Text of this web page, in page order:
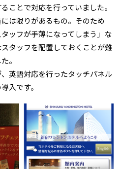
ことで対応を行っていました。
は限りがあるもの。そのため
ッフが手薄になってしまう」な
タッフを配置しておくことが難
。
英語対応を行ったタッチパネル
入です。